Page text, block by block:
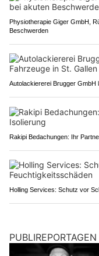
Physiotherapie Giger GmbH,
Beschwerden
Autolackiererei Brugger GmbH
Rakipi Bedachungen: Ihr
Holling Services: Schutz vor
PUBLIREPORTAGEN